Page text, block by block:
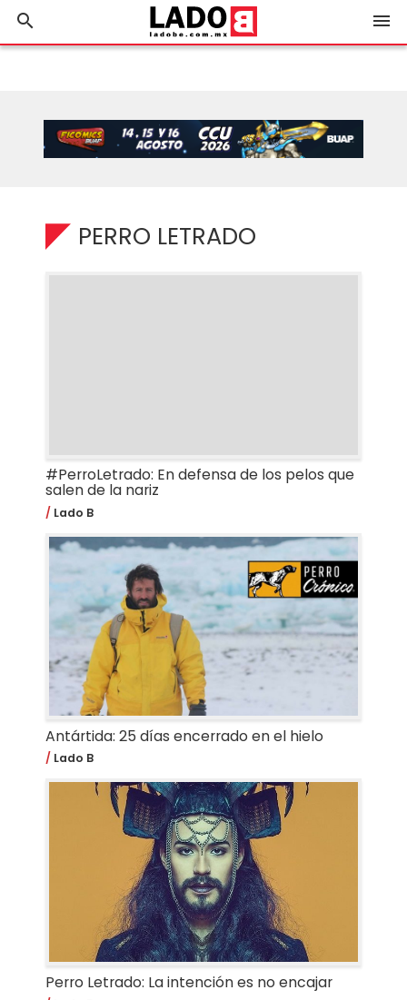
search menu
PERRO LETRADO
#PerroLetrado: En defensa de los pelos que
salen de la nariz
Lado B
Antártida: 25 días encerrado en el hielo
Lado B
Perro Letrado: La intención es no encajar